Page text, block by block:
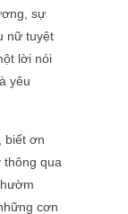
sự
nữ tuyệt
lời nói
yêu
biết ơn
thông qua
cơn